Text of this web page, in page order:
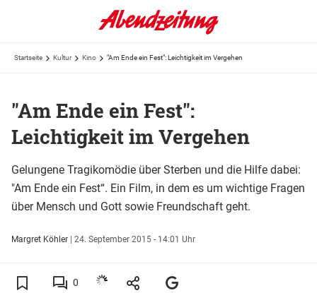
Startseite Kultur Kino "Am Ende ein Fest": Leichtigkeit im Vergehen
"Am Ende ein Fest":
Leichtigkeit im Vergehen
Gelungene Tragikomödie über Sterben und die Hilfe dabei:
"Am Ende ein Fest“. Ein Film, in dem es um wichtige Fragen
über Mensch und Gott sowie Freundschaft geht.
Margret Köhler | 24. September 2015 - 14:01 Uhr
0